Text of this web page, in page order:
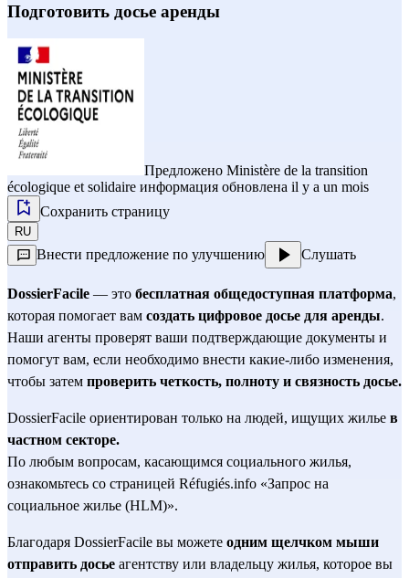
Подготовить досье аренды
Предложено Ministère de la transition
écologique et solidaire информация обновлена il y a un mois
Сохранить страницу
RU
Внести предложение по улучшению Слушать
DossierFacile — это бесплатная общедоступная платформа,
которая помогает вам создать цифровое досье для аренды.
Наши агенты проверят ваши подтверждающие документы и
помогут вам, если необходимо внести какие-либо изменения,
чтобы затем проверить четкость, полноту и связность досье.
DossierFacile ориентирован только на людей, ищущих жилье в
частном секторе.
По любым вопросам, касающимся социального жилья,
ознакомьтесь со страницей Réfugiés.info «Запрос на
социальное жилье (HLM)».
Благодаря DossierFacile вы можете одним щелчком мыши
отправить досье агентству или владельцу жилья, которое вы